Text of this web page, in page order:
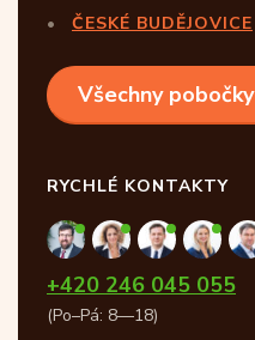
ČESKÉ BUDĚJOVICE
Všechny pobočky
RYCHLÉ KONTAKTY
+420 246 045 055
(Po–Pá: 8—18)